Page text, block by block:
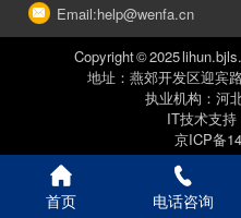
Email:help@wenfa.cn
Copyright © 2025
地址：燕郊开发区迎宾
执业机构：河
IT技术支
京ICP备
首页 电话咨询